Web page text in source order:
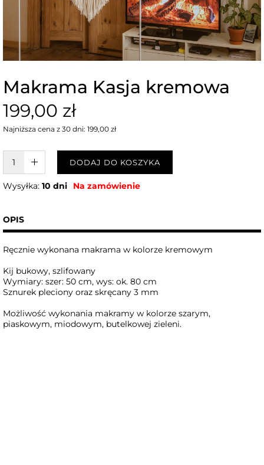
Makrama Kasja kremowa
199,00 zł
Najniższa cena z 30 dni: 199,00 zł
W KOSZYKU :)DODAJ DO KOSZYKA
Wysyłka: 10 dni Na zamówienie
OPIS
Ręcznie wykonana makrama w kolorze kremowym
Kij bukowy, szlifowany
Wymiary: szer: 50 cm, wys: ok. 80 cm
Sznurek pleciony oraz skręcany 3 mm
Możliwość wykonania makramy w kolorze szarym,
piaskowym, miodowym, butelkowej zieleni.